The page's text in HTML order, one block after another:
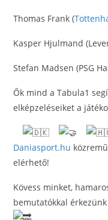
Thomas Frank (
Kasper Hjulmand
Stefan Madsen (PSG
Ők mind a Tabula1
elképzeléseiket a
Daniasport.hu
elérhető!
Kövess minket,
bemutatókkal